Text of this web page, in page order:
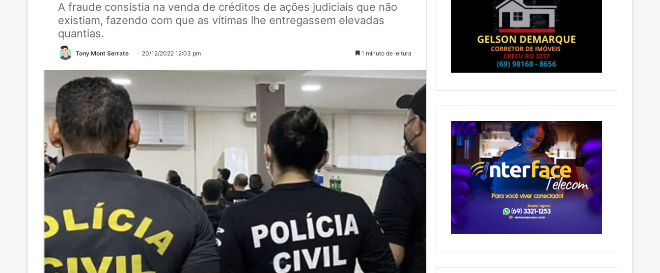
A fraude consistia na venda de créditos de ações judiciais que não
existiam, fazendo com que as vítimas lhe entregassem elevadas
quantias.
Tony Mont Serrate 20/12/2022 12:03 pm 1 minuto de leitura